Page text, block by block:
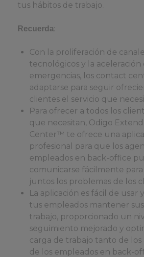
tus hábitos de trabajo.
Recuerda:
Con la proliferación de
tecnológicos y la aceleración
emergencias, los contact
adaptarse para seguir
clientes el servicio que
Para ofrecer a todos los
que necesitan, Odigo
Center™ te ofrece una
profesional para que los
empleados en back-office
comunicarse fácilmente
juntos los problemas de los
La aplicación es fácil de usar
tus empleados mantener
trabajo, proporcionado un
seguimiento mejorado y
carga de trabajo tanto de
de los empleados en back-